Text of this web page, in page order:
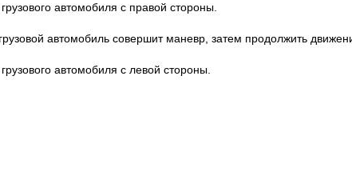
автомобиля с правой стороны.
автомобиль совершит маневр, затем продолжить
автомобиля с левой стороны.